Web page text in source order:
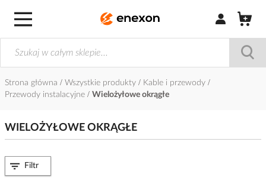
Zaloguj się /
Strona główna Wszystkie produkty
Kable i przewody
Przewody instalacyjne
Wielożyłowe okrągłe
WIELOŻYŁOWE OKRĄGŁE
Filtr